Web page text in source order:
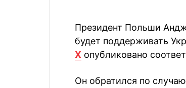
Президент Польши
будет поддерживать
X опубликовано
Он обратился по